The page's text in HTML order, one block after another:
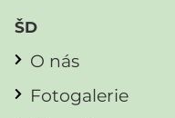
ŠD
O nás
Fotogalerie